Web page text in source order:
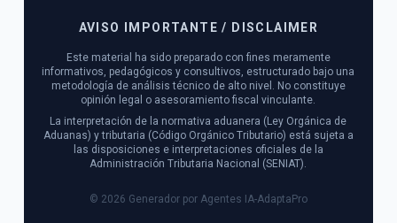
AVISO IMPORTANTE / DISCLAIMER
Este material ha sido preparado con fines meramente
informativos, pedagógicos y consultivos, estructurado bajo una
metodología de análisis técnico de alto nivel. No constituye
opinión legal o asesoramiento fiscal vinculante.
La interpretación de la normativa aduanera (Ley Orgánica de
Aduanas) y tributaria (Código Orgánico Tributario) está sujeta a
las disposiciones e interpretaciones oficiales de la
Administración Tributaria Nacional (SENIAT).
© 2026 Generador por Agentes IA-AdaptaPro